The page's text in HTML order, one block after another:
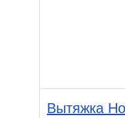
Вытяжка